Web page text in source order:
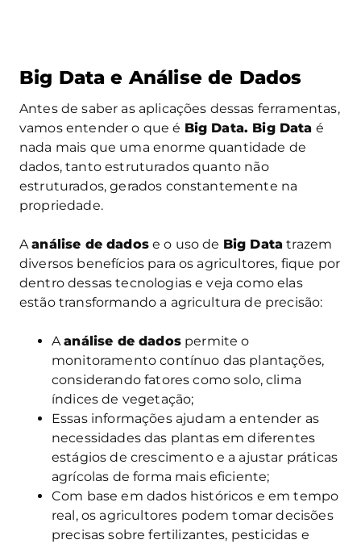
Big Data e Análise de Dados
Antes de saber as aplicações dessas ferramentas,
vamos entender o que é Big Data. Big Data é
nada mais que uma enorme quantidade de
dados, tanto estruturados quanto não
estruturados, gerados constantemente na
propriedade.
Aanálise de dadose o uso de Big Data trazem
diversos benefícios para os agricultores, fique por
dentro dessas tecnologias e veja como elas
estão transformando a agricultura de precisão:
Aanálise de dadospermite o
monitoramento contínuo das plantações,
considerando fatores como solo, clima
índices de vegetação;
Essas informações ajudam a entender as
necessidades das plantas em diferentes
estágios de crescimento e a ajustar práticas
agrícolas de forma mais eficiente;
Com base em dados históricos e em tempo
real, os agricultores podem tomar decisões
precisas sobre fertilizantes, pesticidas e